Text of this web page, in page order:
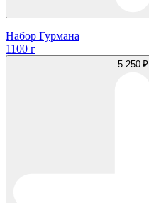
Набор Гурмана
1100 г
5 250 ₽